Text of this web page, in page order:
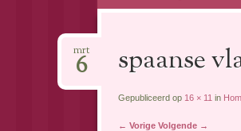
spaanse
mrt
6
Gepubliceerd op 16 × 11 in
← Vorige Volgende →